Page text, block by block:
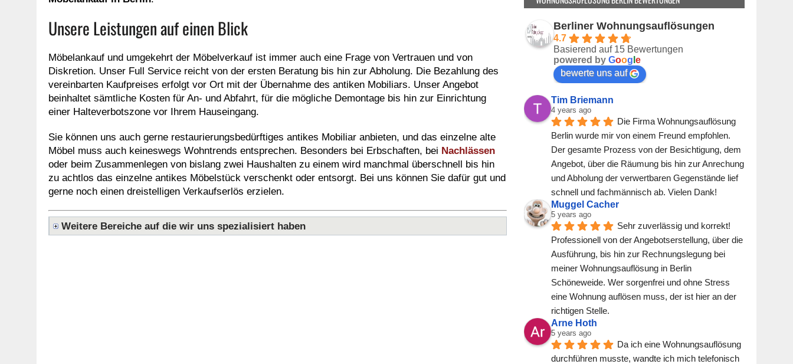
Unsere Leistungen auf einen Blick
Möbelankauf und umgekehrt der Möbelverkauf ist immer auch eine Frage von Vertrauen und von
Diskretion. Unser Full Service reicht von der ersten Beratung bis hin zur Abholung. Die Bezahlung des
vereinbarten Kaufpreises erfolgt vor Ort mit der Übernahme des antiken Mobiliars. Unser Angebot
beinhaltet sämtliche Kosten für An- und Abfahrt, für die mögliche Demontage bis hin zur Einrichtung
einer Halteverbotszone vor Ihrem Hauseingang.
Sie können uns auch gerne restaurierungsbedürftiges antikes Mobiliar anbieten, und das einzelne alte
Möbel muss auch keineswegs Wohntrends entsprechen. Besonders bei Erbschaften, bei Nachlässen
oder beim Zusammenlegen von bislang zwei Haushalten zu einem wird manchmal überschnell bis hin
zu achtlos das einzelne antikes Möbelstück verschenkt oder entsorgt. Bei uns können Sie dafür gut und
gerne noch einen dreistelligen Verkaufserlös erzielen.
Weitere Bereiche auf die wir uns spezialisiert haben
.
Berliner Wohnungsauflösungen
4.7
Basierend auf 15 Bewertungen
powered byGoog le
bewerte uns auf
Tim Briemann
4 years ago
Die Firma Wohnungsauflösung
Berlin wurde mir von einem Freund empfohlen.
Der gesamte Prozess von der Besichtigung, dem
Angebot, über die Räumung bis hin zur Anrechung
und Abholung der verwertbaren Gegenstände lief
schnell und fachmännisch ab. Vielen Dank!
Muggel Cacher
5 years ago
Sehr zuverlässig und korrekt!
Professionell von der Angebotserstellung, über die
Ausführung, bis hin zur Rechnungslegung bei
meiner Wohnungsauflösung in Berlin
Schöneweide. Wer sorgenfrei und ohne Stress
eine Wohnung auflösen muss, der ist hier an der
richtigen Stelle.
Arne Hoth
5 years ago
Da ich eine Wohnungsauflösung
durchführen musste, wandte ich mich telefonisch